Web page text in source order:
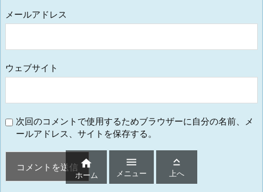
メールアドレス
ウェブサイト
次回のコメントで使用するためブラウザーに自分の名前、メ
ールアドレス、サイトを保存する。

ホーム

メニュー

上へ